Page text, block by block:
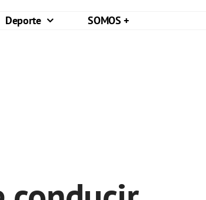
Deporte SOMOS +